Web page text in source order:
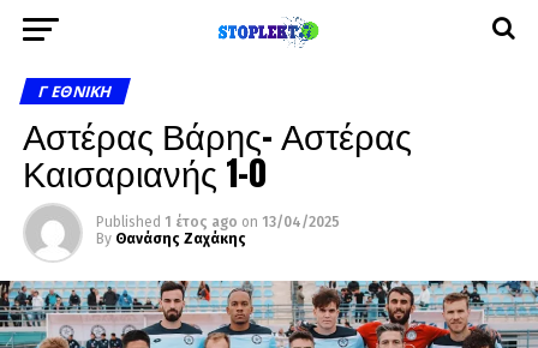
Γ ΕΘΝΙΚΉ
Αστέρας Βάρης- Αστέρας
Καισαριανής 1-0
Published 1 έτος ago on 13/04/2025
By Θανάσης Ζαχάκης